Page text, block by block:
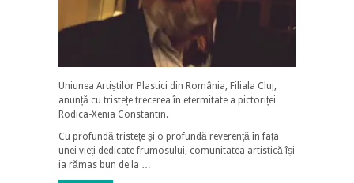
Uniunea Artiștilor Plastici din România, Filiala Cluj,
anunță cu tristețe trecerea în etermitate a pictoriței
Rodica-Xenia Constantin.
Cu profundă tristețe și o profundă reverență în fața
unei vieți dedicate frumosului, comunitatea artistică își
ia rămas bun de la …